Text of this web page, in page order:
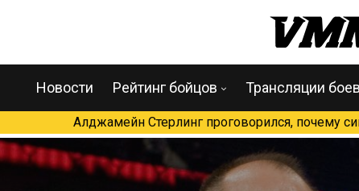
Новости Рейтинг бойцов Трансляции боев
Алджамейн Стерлинг проговорился, почему